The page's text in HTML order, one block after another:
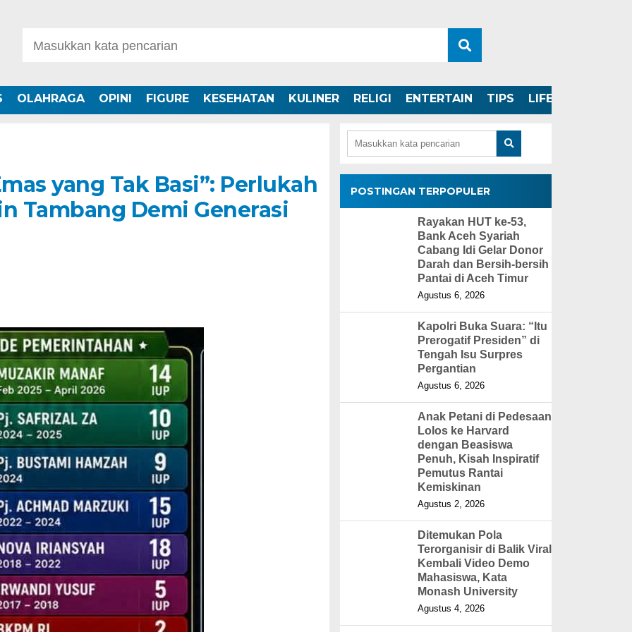
OLAHRAGA OPINI FIGURE KESEHATAN KULINER RELIGI ENTERTAIN TIPS LIFESTYLE
yang Tak Basi”: Perlukah
Tambang Demi Generasi
POSTINGAN TERPOPULER
Rayakan HUT ke-53,
Bank Aceh Syariah
Cabang Idi Gelar Donor
Darah dan Bersih-bersih
Pantai di Aceh Timur
Agustus 6, 2026
Kapolri Buka Suara: “Itu
Prerogatif Presiden” di
Tengah Isu Surpres
Pergantian
Agustus 6, 2026
Anak Petani di Pedesaan
Lolos ke Harvard
dengan Beasiswa
Penuh, Kisah Inspiratif
Pemutus Rantai
Kemiskinan
Agustus 2, 2026
Ditemukan Pola
Terorganisir di Balik Viral
Kembali Video Demo
Mahasiswa, Kata
Monash University
Agustus 4, 2026